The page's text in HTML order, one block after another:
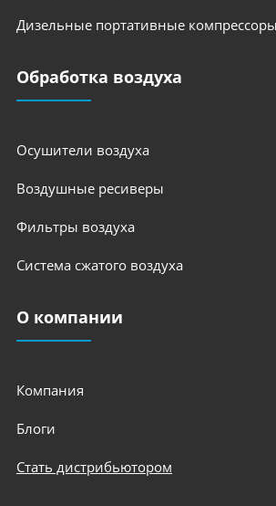
Дизельные портативные компрессоры
Обработка воздуха
Осушители воздуха
Воздушные ресиверы
Фильтры воздуха
Система сжатого воздуха
О компании
Компания
Блоги
Стать дистрибьютором